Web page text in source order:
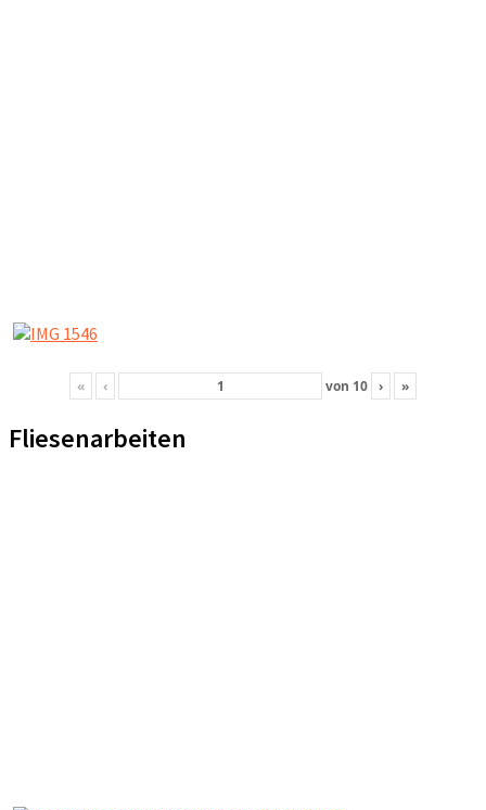
« ‹ von 10 › »
Fliesenarbeiten